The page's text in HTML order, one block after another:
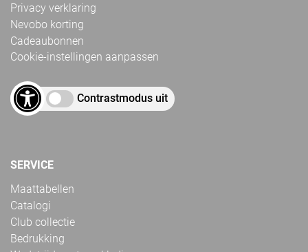
Privacy verklaring
Nevobo korting
Cadeaubonnen
Cookie-instellingen aanpassen
Contrastmodus uit
SERVICE
Maattabellen
Catalogi
Club collectie
Bedrukking